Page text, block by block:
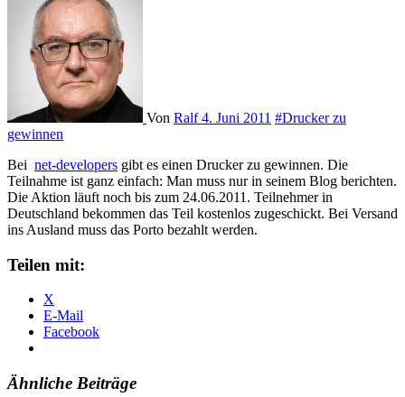
Von Ralf4. Juni 2011 #Drucker zu
gewinnen
Bei net-developers gibt es einen Drucker zu gewinnen. Die
Teilnahme ist ganz einfach: Man muss nur in seinem Blog berichten.
Die Aktion läuft noch bis zum 24.06.2011. Teilnehmer in
Deutschland bekommen das Teil kostenlos zugeschickt. Bei Versand
ins Ausland muss das Porto bezahlt werden.
Teilen mit:
X
E-Mail
Facebook
Ähnliche Beiträge